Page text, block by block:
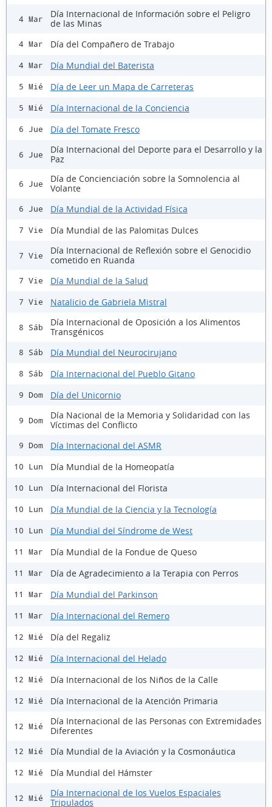
4 Mar
Día Internacional de Información sobre el Peligro
de las Minas
4 Mar Día del Compañero de Trabajo
4 Mar Día Mundial del Baterista
5 Mié Día de Leer un Mapa de Carreteras
5 Mié Día Internacional de la Conciencia
6 Jue Día del Tomate Fresco
6 Jue
Día Internacional del Deporte para el Desarrollo y la
Paz
6 Jue
Día de Concienciación sobre la Somnolencia al
Volante
6 Jue Día Mundial de la Actividad Física
7 Vie Día Mundial de las Palomitas Dulces
7 Vie
Día Internacional de Reflexión sobre el Genocidio
cometido en Ruanda
7 Vie Día Mundial de la Salud
7 Vie Natalicio de Gabriela Mistral
8 Sáb
Día Internacional de Oposición a los Alimentos
Transgénicos
8 Sáb Día Mundial del Neurocirujano
8 Sáb Día Internacional del Pueblo Gitano
9 Dom Día del Unicornio
9 Dom
Día Nacional de la Memoria y Solidaridad con las
Víctimas del Conflicto
9 Dom Día Internacional del ASMR
10 Lun Día Mundial de la Homeopatía
10 Lun Día Internacional del Florista
10 Lun Día Mundial de la Ciencia y la Tecnología
10 Lun Día Mundial del Síndrome de West
11 Mar Día Mundial de la Fondue de Queso
11 Mar Día de Agradecimiento a la Terapia con Perros
11 Mar Día Mundial del Parkinson
11 Mar Día Internacional del Remero
12 Mié Día del Regaliz
12 Mié Día Internacional del Helado
12 Mié Día Internacional de los Niños de la Calle
12 Mié Día Internacional de la Atención Primaria
12 Mié
Día Internacional de las Personas con Extremidades
Diferentes
12 Mié Día Mundial de la Aviación y la Cosmonáutica
12 Mié Día Mundial del Hámster
12 Mié
Día Internacional de los Vuelos Espaciales
Tripulados